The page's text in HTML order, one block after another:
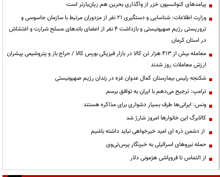
پیامدهای کنوانسیون خزر از واگذاری بحرین هم زیان‌بارتر است
وزارت اطلاعات: شناسایی و دستگیری ۲۱ نفر از مزدوران مرتبط با سازمان جاسوسی و
تروریستی رژیم صهیونیستی و بازداشت ۴ نفر از اعضای باندهای مسلح شرارت و اغتشاش
در استان کرمان
معامله بیش از ۴۱۳ هزار تن کالا در بازار فیزیکی بورس کالا / حراج باز و پتروشیمی پیشران
ارزش معاملات روز شدند
شکنجه رئیس بیمارستان کمال عدوان غزه در زندان رژیم صهیونیستی
ترامپ: ترجیح می‌دهم با ایران به توافق برسم
ونس: ایرانی‌ها طرف بسیار دشواری برای مذاکره هستند
کالابرگ این خانوارها امروز شارژ شد
از دشمن ذره ای امید خیرخواهی نباید داشته باشیم
حمله نیروهای اسرائیلی به خبرنگار پرس‌تی‌وی
از التماس تا فروپاشی هژمونی دلار